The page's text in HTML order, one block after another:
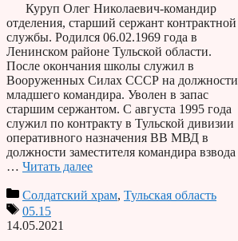
Куруп Олег Николаевич-командир
отделения, старший сержант контрактной
службы. Родился 06.02.1969 года в
Ленинском районе Тульской области.
После окончания школы служил в
Вооруженных Силах СССР на должности
младшего командира. Уволен в запас
старшим сержантом. С августа 1995 года
служил по контракту в Тульской дивизии
оперативного назначения ВВ МВД в
должности заместителя командира взвода
… Читать далее
Солдатский храм, Тульская область
05.15
14.05.2021